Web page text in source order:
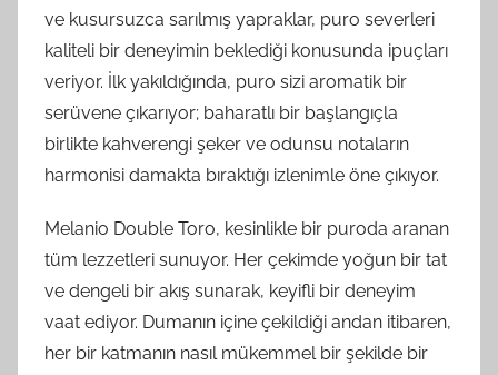
ve kusursuzca sarılmış yapraklar, puro severleri
kaliteli bir deneyimin beklediği konusunda ipuçları
veriyor. İlk yakıldığında, puro sizi aromatik bir
serüvene çıkarıyor; baharatlı bir başlangıçla
birlikte kahverengi şeker ve odunsu notaların
harmonisi damakta bıraktığı izlenimle öne çıkıyor.
Melanio Double Toro, kesinlikle bir puroda aranan
tüm lezzetleri sunuyor. Her çekimde yoğun bir tat
ve dengeli bir akış sunarak, keyifli bir deneyim
vaat ediyor. Dumanın içine çekildiği andan itibaren,
her bir katmanın nasıl mükemmel bir şekilde bir